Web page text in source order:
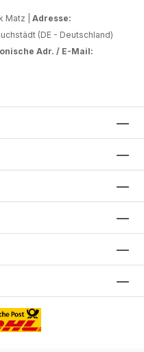
Matz | Adresse:
(DE - Deutschland)
Adr. / E-Mail: